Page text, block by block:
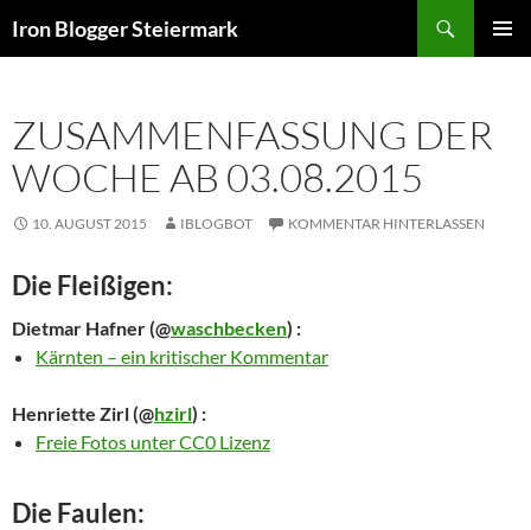
Inhalt
Iron Blogger Steiermark
ZUSAMMENFASSUNG DER
WOCHE AB 03.08.2015
10. AUGUST 2015 IBLOGBOT KOMMENTAR HINTERLASSEN
Die Fleißigen:
Dietmar Hafner(@waschbecken) :
Kärnten – ein kritischer Kommentar
Henriette Zirl(@hzirl) :
Freie Fotos unter CC0 Lizenz
Die Faulen: